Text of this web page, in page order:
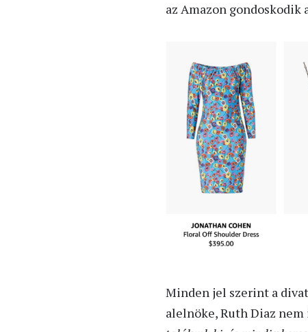
az Amazon
Minden jel szerint a divat
alelnöke, Ruth Diaz